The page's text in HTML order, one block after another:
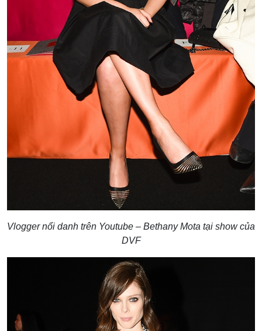
Vlogger nổi danh trên Youtube – Bethany Mota tại show của
DVF